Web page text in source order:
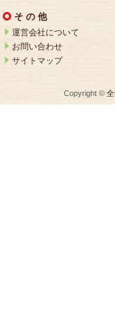
そ の 他
運営会社について
お問い合わせ
サイトマップ
Copyright ©